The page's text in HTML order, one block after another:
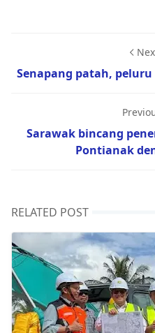
Senapang patah,
Sarawak bincang
Pontianak
RELATED POST